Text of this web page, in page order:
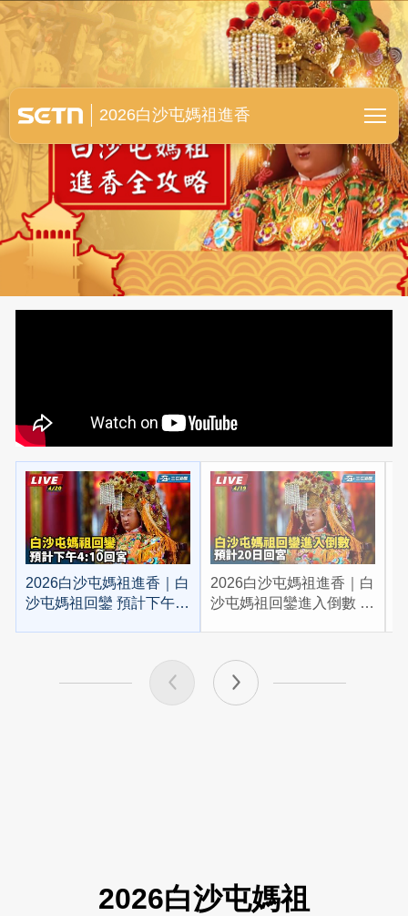
白沙屯媽祖進香全紀錄
2026白沙屯媽祖進香
2026白沙屯媽祖進香｜白
沙屯媽祖回鑾 預計下午
2026白沙屯媽祖進香｜白
沙屯媽祖回鑾進入倒數 預
2026白沙屯媽祖